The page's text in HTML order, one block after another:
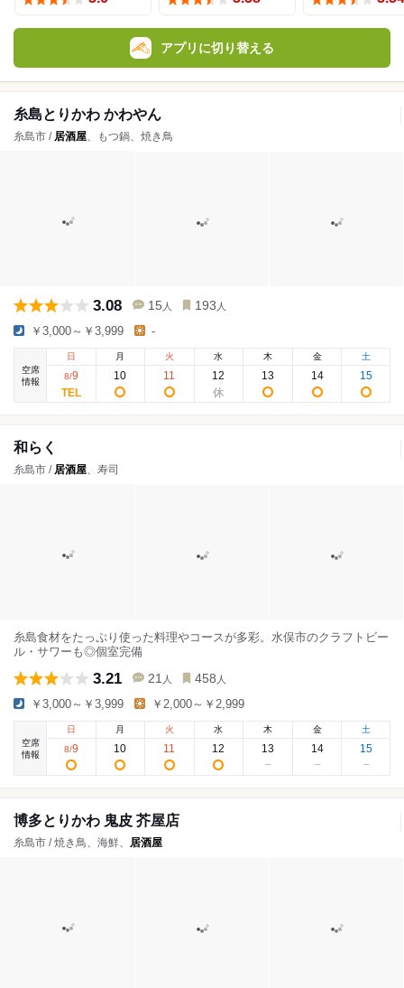
アプリに切り替える
糸島とりかわ かわやん
糸島市 / 居酒屋、もつ鍋、焼き鳥
3.08 15 人 193 人
￥3,000～￥3,999 -
空席
情報
日
8/9
月
10
火
11
水
12
木
13
金
14
土
15
和らく
糸島市 / 居酒屋、寿司
糸島食材をたっぷり使った料理やコースが多彩。水俣市のクラフトビー
ル・サワーも◎個室完備
3.21 21 人 458 人
￥3,000～￥3,999 ￥2,000～￥2,999
空席
情報
日
8/9
月
10
火
11
水
12
木
13
金
14
土
15
博多とりかわ 鬼皮 芥屋店
糸島市 / 焼き鳥、海鮮、 居酒屋